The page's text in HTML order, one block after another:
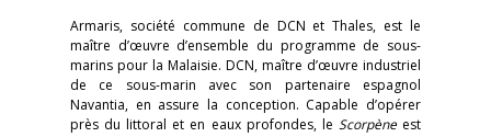
Armaris, société commune de DCN et Thales, est le
maître d’œuvre d’ensemble du programme de sous-
marins pour la Malaisie. DCN, maître d’œuvre industriel
de ce sous-marin avec son partenaire espagnol
Navantia, en assure la conception. Capable d’opérer
près du littoral et en eaux profondes, le Scorpène est